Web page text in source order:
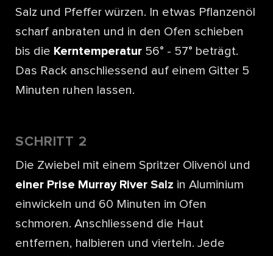
Salz und Pfeffer würzen. In etwas Pflanzenöl
scharf anbraten und in den Ofen schieben
bis die Kerntemperatur 56° - 57° beträgt.
Das Rack anschliessend auf einem Gitter 5
Minuten ruhen lassen.
SCHRITT 2
Die Zwiebel mit einem Spritzer Olivenöl und
einer Prise Murray River Salz in Aluminium
einwickeln und 60 Minuten im Ofen
schmoren. Anschliessend die Haut
entfernen, halbieren und vierteln. Jede